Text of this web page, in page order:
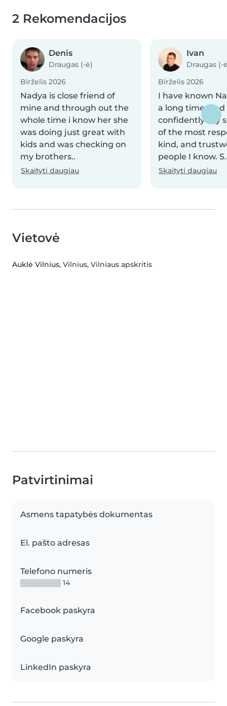
2 Rekomendacijos
Denis
Draugas (-ė)
Birželis 2026
Nadya is close friend of
mine and through out the
whole time i know her she
was doing just great with
kids and was checking on
my brothers..
Skaityti daugiau
Ivan
Draugas (-
Birželis 2026
I have known
a long time, and
confidently say
of the most
kind, and
people I know.
Skaityti daugiau
Vietovė
Auklė Vilnius, Vilnius, Vilniaus apskritis
Patvirtinimai
Asmens tapatybės dokumentas
El. pašto adresas
Telefono numeris
▒▒▒▒▒▒▒▒ 14
Facebook paskyra
Google paskyra
LinkedIn paskyra